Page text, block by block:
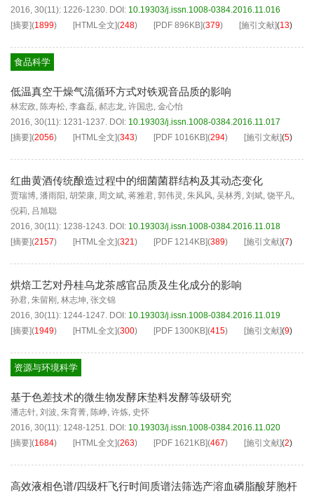
2016, 30(11): 1226-1230. DOI: 10.19303/j.issn.1008-0384.2016.11.016
[摘要](1899) [HTML全文](248) [PDF 896KB](379) [施引文献](13)
食品科学
低温真空干燥气流循环方式对铁观音品质的影响
林宏政, 陈寿松, 李鑫磊, 郝志龙, 许国忠, 金心怡
2016, 30(11): 1231-1237. DOI: 10.19303/j.issn.1008-0384.2016.11.017
[摘要](2056) [HTML全文](343) [PDF 1016KB](294) [施引文献](5)
红曲黄酒传统酿造过程中的细菌菌群结构及其动态变化
贾瑞博, 潘雨阳 , 胡荣康, 周文斌, 蒋雅君, 郭伟灵 , 朱风风, 吴林秀, 刘斌, 饶平凡,
倪莉, 吕旭聪
2016, 30(11): 1238-1243. DOI: 10.19303/j.issn.1008-0384.2016.11.018
[摘要](2157) [HTML全文](321) [PDF 1214KB](389) [施引文献](7)
烘焙工艺对丹桂乌龙茶感官品质及生化成分的影响
孙君, 朱留刚 , 林志坤, 张文锦
2016, 30(11): 1244-1247. DOI: 10.19303/j.issn.1008-0384.2016.11.019
[摘要](1949) [HTML全文](300) [PDF 1300KB](415) [施引文献](9)
资源与环境科学
基于色差技术的微生物发酵床垫料发酵等级研究
潘志针, 刘波, 朱育菁, 陈峥, 许炼, 史怀
2016, 30(11): 1248-1251. DOI: 10.19303/j.issn.1008-0384.2016.11.020
[摘要](1684) [HTML全文](263) [PDF 1621KB](467) [施引文献](2)
高效液相色谱/四级杆飞行时间质谱法筛选产溶血磷脂酸芽胞杆